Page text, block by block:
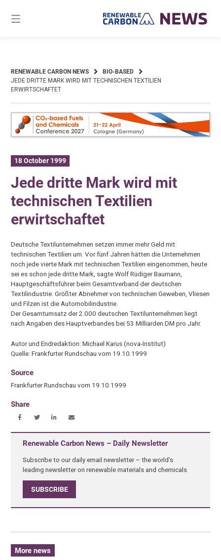
content
RENEWABLE CARBON NEWS
BIO-BASED
JEDE DRITTE MARK WIRD MIT TECHNISCHEN TEXTILIEN
ERWIRTSCHAFTET
18 October 1999
Jede dritte Mark wird mit
technischen Textilien
erwirtschaftet
Deutsche Textilunternehmen setzen immer mehr Geld mit
technischen Textilien um. Vor fünf Jahren hätten die Unternehmen
noch jede vierte Mark mit technischen Textilien eingenommen, heute
sei es schon jede dritte Mark, sagte Wolf Rüdiger Baumann,
Hauptgeschäftsführer beim Gesamtverband der deutschen
Textilindustrie. Größter Abnehmer von technischen Geweben, Vliesen
und Filzen ist die Automobilindustrie.
Der Gesamtumsatz der 2.000 deutschen Textilunternehmen liegt
nach Angaben des Hauptverbandes bei 53 Milliarden DM pro Jahr.
Autor und Endredaktion: Michael Karus (nova-Institut)
Quelle: Frankfurter Rundschau vom 19.10.1999
Source
Frankfurter Rundschau vom 19.10.1999
Share
Renewable Carbon News – Daily Newsletter
Subscribe to our daily email newsletter – the world's
leading newsletter on renewable materials and chemicals
SUBSCRIBE
More news